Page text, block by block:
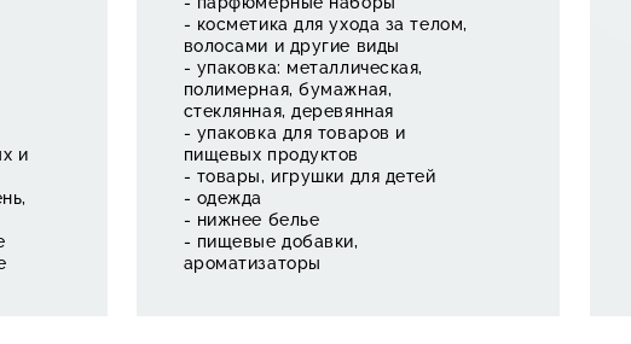
то,
и
- косметика для ухода за телом,
волосами и другие виды
- упаковка: металлическая,
полимерная, бумажная,
стеклянная, деревянная
- упаковка для товаров и
пищевых продуктов
- товары, игрушки для детей
- одежда
- нижнее белье
- пищевые добавки,
ароматизаторы